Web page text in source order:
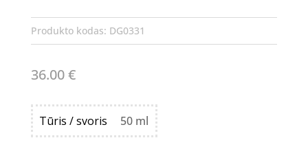
Produkto kodas: DG0331
36.00€
Tūris / svoris 50 ml